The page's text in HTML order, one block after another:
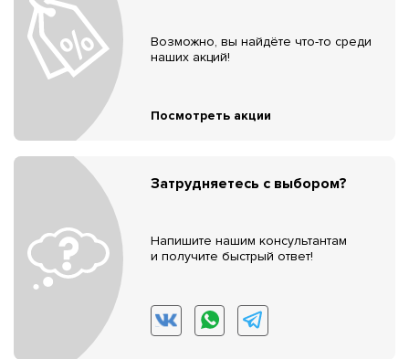
Возможно, вы найдёте что-то среди
наших акций!
Посмотреть акции
Затрудняетесь с выбором?
Напишите нашим консультантам
и получите быстрый ответ!